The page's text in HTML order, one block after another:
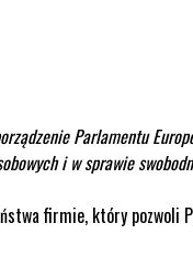
Parlamentu
i w sprawie
firmie, który pozwoli